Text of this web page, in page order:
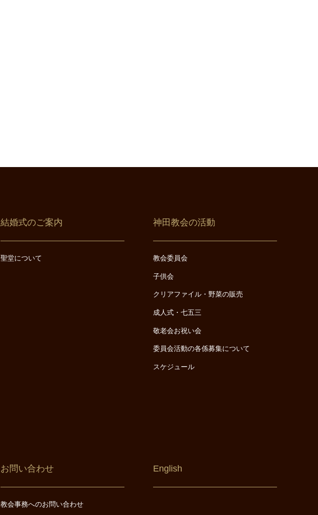
結婚式のご案内
聖堂について
神田教会の活動
教会委員会
子供会
クリアファイル・野菜の販売
成人式・七五三
敬老会お祝い会
委員会活動の各係募集について
スケジュール
お問い合わせ
教会事務へのお問い合わせ
English